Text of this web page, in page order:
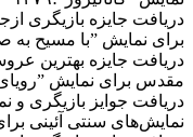
دریافت جایزه بازیگری
برای نمایش ”با مسیح به
دریافت جایزه بهترین
مقدس برای نمایش ”رویای
دریافت جوایز بازیگری و
نمایش‌های سنتی آئینی برای